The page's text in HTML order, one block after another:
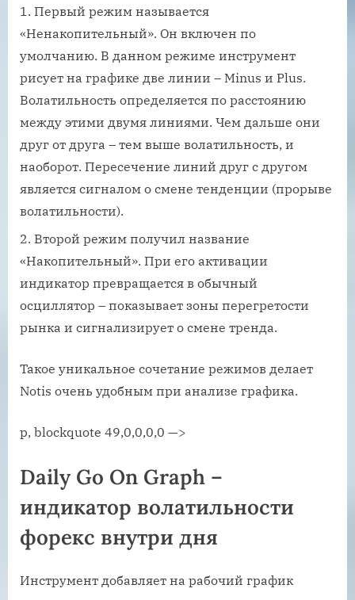
Первый режим называется
«Ненакопительный». Он включен по
умолчанию. В данном режиме инструмент
рисует на графике две линии – Minus и Plus.
Волатильность определяется по расстоянию
между этими двумя линиями. Чем дальше они
друг от друга – тем выше волатильность, и
наоборот. Пересечение линий друг с другом
является сигналом о смене тенденции (прорыве
волатильности).
Второй режим получил название
«Накопительный». При его активации
индикатор превращается в обычный
осциллятор – показывает зоны перегретости
рынка и сигнализирует о смене тренда.
Такое уникальное сочетание режимов делает
Notis очень удобным при анализе графика.
p, blockquote 49,0,0,0,0 —>
Daily Go On Graph –
индикатор волатильности
форекс внутри дня
Инструмент добавляет на рабочий график